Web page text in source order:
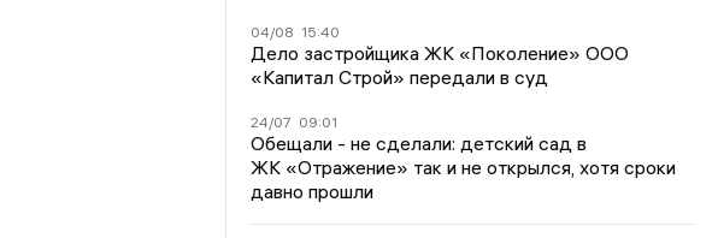
04/08 15:40
Дело застройщика ЖК «Поколение» ООО
«Капитал Строй» передали в суд
24/07 09:01
Обещали - не сделали: детский сад в
ЖК «Отражение» так и не открылся, хотя сроки
давно прошли